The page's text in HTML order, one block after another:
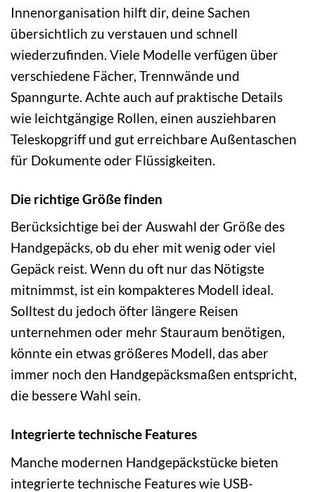
Innenorganisation hilft dir, deine Sachen
übersichtlich zu verstauen und schnell
wiederzufinden. Viele Modelle verfügen über
verschiedene Fächer, Trennwände und
Spanngurte. Achte auch auf praktische Details
wie leichtgängige Rollen, einen ausziehbaren
Teleskopgriff und gut erreichbare Außentaschen
für Dokumente oder Flüssigkeiten.
Die richtige Größe finden
Berücksichtige bei der Auswahl der Größe des
Handgepäcks, ob du eher mit wenig oder viel
Gepäck reist. Wenn du oft nur das Nötigste
mitnimmst, ist ein kompakteres Modell ideal.
Solltest du jedoch öfter längere Reisen
unternehmen oder mehr Stauraum benötigen,
könnte ein etwas größeres Modell, das aber
immer noch den Handgepäcksmaßen entspricht,
die bessere Wahl sein.
Integrierte technische Features
Manche modernen Handgepäckstücke bieten
integrierte technische Features wie USB-